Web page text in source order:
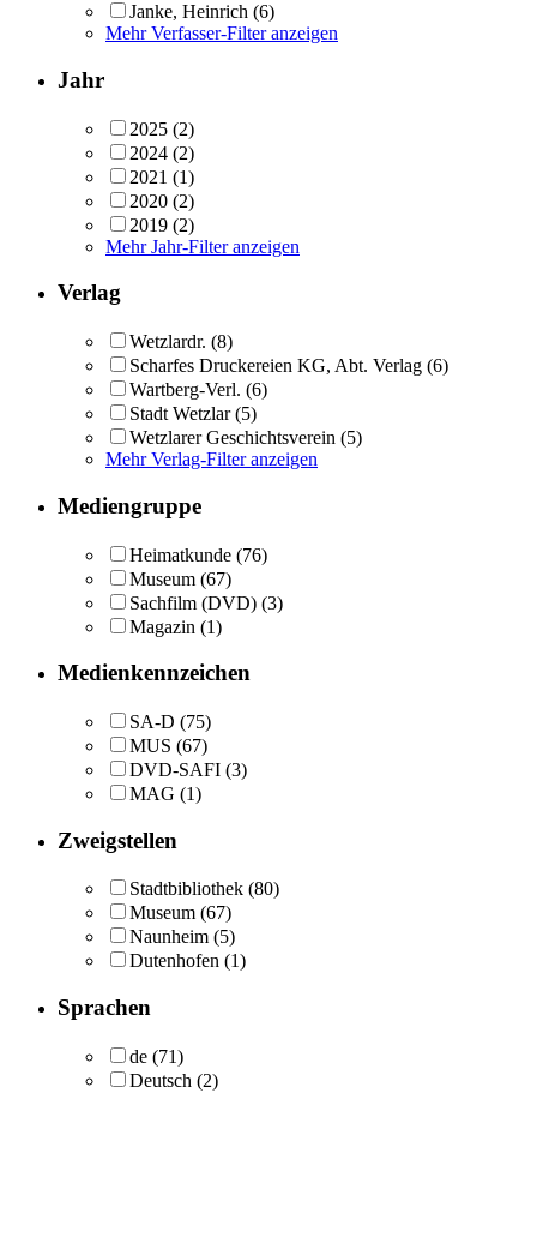
Janke, Heinrich (6)
Mehr Verfasser-Filter anzeigen
Jahr
2025 (2)
2024 (2)
2021 (1)
2020 (2)
2019 (2)
Mehr Jahr-Filter anzeigen
Verlag
Wetzlardr. (8)
Scharfes Druckereien KG, Abt. Verlag (6)
Wartberg-Verl. (6)
Stadt Wetzlar (5)
Wetzlarer Geschichtsverein (5)
Mehr Verlag-Filter anzeigen
Mediengruppe
Heimatkunde (76)
Museum (67)
Sachfilm (DVD) (3)
Magazin (1)
Medienkennzeichen
SA-D (75)
MUS (67)
DVD-SAFI (3)
MAG (1)
Zweigstellen
Stadtbibliothek (80)
Museum (67)
Naunheim (5)
Dutenhofen (1)
Sprachen
de (71)
Deutsch (2)